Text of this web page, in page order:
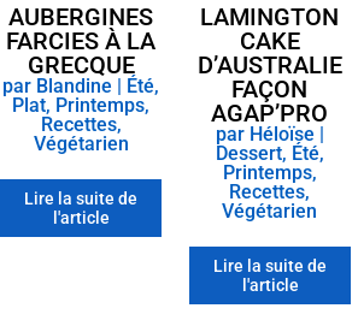
AUBERGINES
FARCIES À LA
GRECQUE
par Blandine | Été,
Plat, Printemps,
Recettes,
Végétarien
Lire la suite de
l'article
LAMINGTON
CAKE
D’AUSTRALIE
FAÇON
AGAP’PRO
par Héloïse |
Dessert, Été,
Printemps,
Recettes,
Végétarien
Lire la suite de
l'article